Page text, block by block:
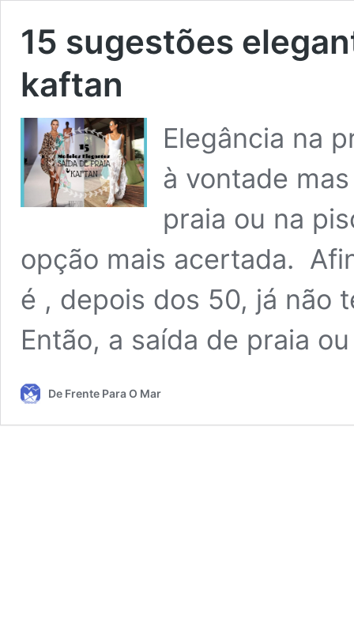
15 sugestões
kaftan
Elegância na
à vontade
praia ou na
opção mais acertada.
é , depois dos 50, já não
Então, a saída de praia
De Frente Para O Mar